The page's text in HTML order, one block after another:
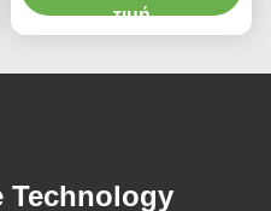
επιστρώματος τύπων
τιμή
Technology